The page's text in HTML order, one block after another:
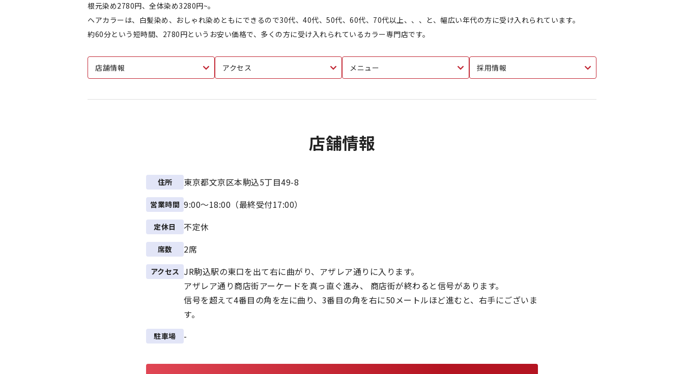
根元染め2780円、全体染め3280円~。
ヘアカラーは、白髪染め、おしゃれ染めともにできるので30代、40代、50代、60代、70代以上、、、と、幅広い年代の方に受け入れられています。
約60分という短時間、2780円というお安い価格で、多くの方に受け入れられているカラー専門店です。
店舗情報 アクセス メニュー 採用情報
店舗情報
住所 東京都文京区本駒込5丁目49-8
営業時間 9:00～18:00（最終受付17:00）
定休日 不定休
席数 2席
アクセス JR駒込駅の東口を出て右に曲がり、アザレア通りに入ります。
アザレア通り商店街アーケードを真っ直ぐ進み、 商店街が終わると信号があります。
信号を超えて4番目の角を左に曲り、3番目の角を右に50メートルほど進むと、右手にございま
す。
駐車場 -